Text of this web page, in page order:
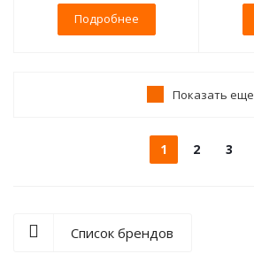
Подробнее
Показать еще
1 2 3
Список брендов